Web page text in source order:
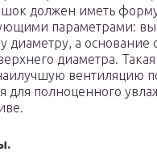
должен иметь
параметрами:
диаметру, а основание
диаметра.
вентиляцию
для полноценного